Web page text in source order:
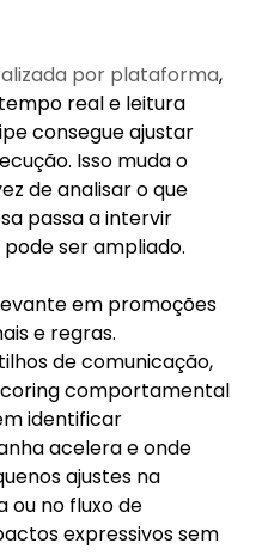
por plataforma,
real e leitura
consegue ajustar
Isso muda o
de analisar o que
passa a intervir
ser ampliado.
em promoções
e regras.
de comunicação,
comportamental
identificar
acelera e onde
ajustes na
ou no fluxo de
expressivos sem